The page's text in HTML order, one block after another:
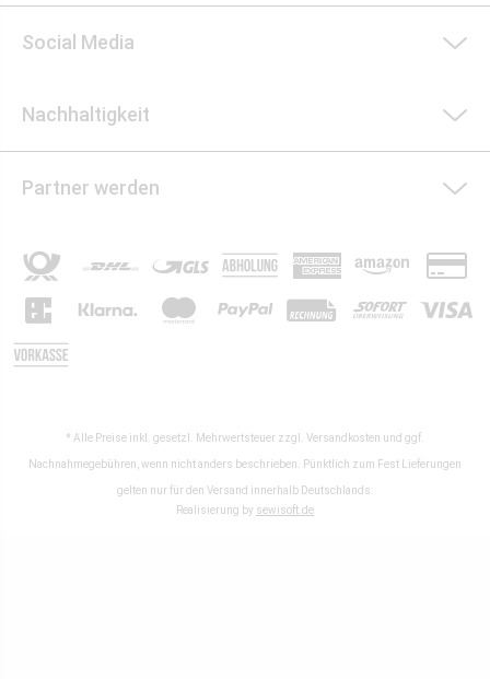
Social Media
Nachhaltigkeit
Partner werden
* Alle Preise inkl. gesetzl. Mehrwertsteuer zzgl. Versandkosten und ggf.
Nachnahmegebühren, wenn nicht anders beschrieben. Pünktlich zum Fest Lieferungen
gelten nur für den Versand innerhalb Deutschlands.
Realisierung by sewisoft.de